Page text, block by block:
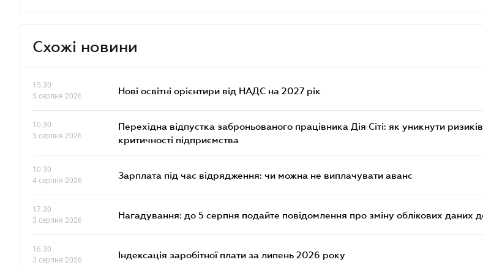
Схожі новини
15.30
5 серпня 2026
Нові освітні орієнтири від НАДС на 2027 рік
10.30
5 серпня 2026
Перехідна відпустка заброньованого працівника Дія Сіті: як уникнути
критичності підприємства
10.30
4 серпня 2026
Зарплата під час відрядження: чи можна не виплачувати аванс
17.30
3 серпня 2026
Нагадування: до 5 серпня подайте повідомлення про зміну облікових даних
16.30
3 серпня 2026
Індексація заробітної плати за липень 2026 року